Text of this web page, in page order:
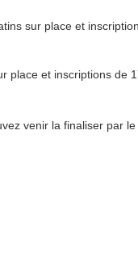
sur place et
place et inscriptions de
venir la finaliser par